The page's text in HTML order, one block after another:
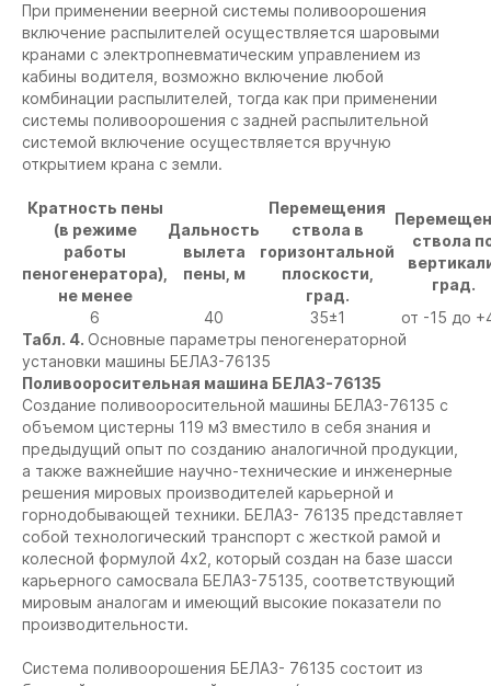
При применении веерной системы поливоорошения
включение распылителей осуществляется шаровыми
кранами с электропневматическим управлением из
кабины водителя, возможно включение любой
комбинации распылителей, тогда как при применении
системы поливоорошения с задней распылительной
системой включение осуществляется вручную
открытием крана с земли.
Кратность пены
(в режиме
работы
пеногенератора),
не менее
Дальность
вылета
пены, м
Перемещения
ствола в
горизонтальной
плоскости,
град.
ствола
град.
6
40 35±1
от -15 до
Табл. 4. Основные параметры пеногенераторной
установки машины БЕЛАЗ-76135
Поливооросительная машина БЕЛАЗ-76135
Создание поливооросительной машины БЕЛАЗ-76135 с
объемом цистерны 119 м3 вместило в себя знания и
предыдущий опыт по созданию аналогичной продукции,
а также важнейшие научно-технические и инженерные
решения мировых производителей карьерной и
горнодобывающей техники. БЕЛАЗ- 76135 представляет
собой технологический транспорт с жесткой рамой и
колесной формулой 4х2, который создан на базе шасси
карьерного самосвала БЕЛАЗ-75135, соответствующий
мировым аналогам и имеющий высокие показатели по
производительности.
Система поливоорошения БЕЛАЗ- 76135 состоит из